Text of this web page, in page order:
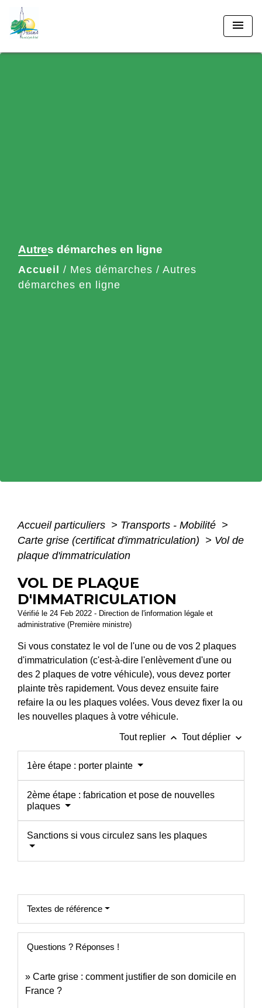
menu
Autres démarches en ligne
Accueil / Mes démarches / Autres
démarches en ligne
Accueil particuliers > Transports - Mobilité >
Carte grise (certificat d'immatriculation) > Vol de
plaque d'immatriculation
VOL DE PLAQUE
D'IMMATRICULATION
Vérifié le 24 Feb 2022 - Direction de l'information légale et
administrative (Première ministre)
Si vous constatez le vol de l'une ou de vos 2 plaques
d'immatriculation (c'est-à-dire l'enlèvement d'une ou
des 2 plaques de votre véhicule), vous devez porter
plainte très rapidement. Vous devez ensuite faire
refaire la ou les plaques volées. Vous devez fixer la ou
les nouvelles plaques à votre véhicule.
Tout replier keyboard_arrow_up Tout déplier keyboard_arrow_down
1ère étape : porter plainte
2ème étape : fabrication et pose de nouvelles
plaques
Sanctions si vous circulez sans les plaques
Textes de référence
Questions ? Réponses !
Carte grise : comment justifier de son domicile en
France ?